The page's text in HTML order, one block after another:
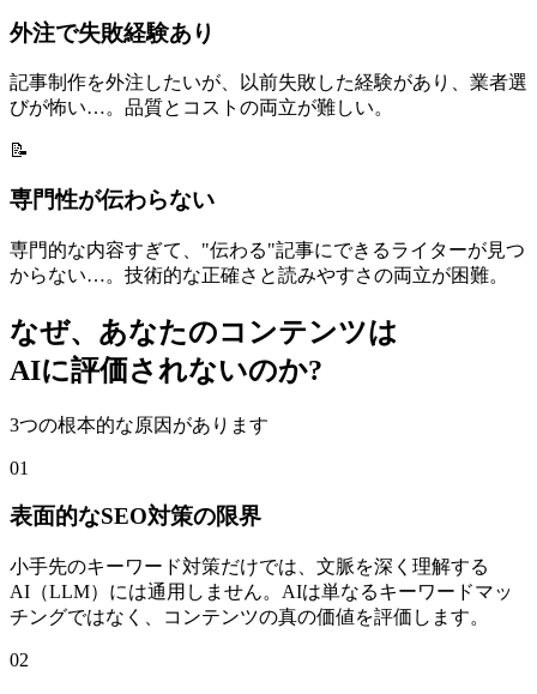
外注で失敗経験あり
記事制作を外注したいが、以前失敗した経験があり、業者選
びが怖い…。品質とコストの両立が難しい。
📝
専門性が伝わらない
専門的な内容すぎて、"伝わる"記事にできるライターが見つ
からない…。技術的な正確さと読みやすさの両立が困難。
なぜ、あなたのコンテンツは
AIに評価されないのか?
3つの根本的な原因があります
01
表面的なSEO対策の限界
小手先のキーワード対策だけでは、文脈を深く理解する
AI（LLM）には通用しません。AIは単なるキーワードマッ
チングではなく、コンテンツの真の価値を評価します。
02